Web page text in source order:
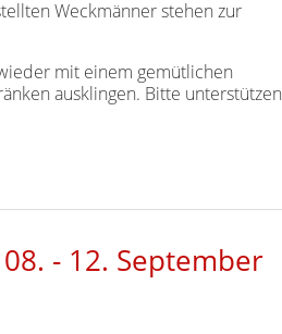
Weckmänner stehen zur
mit einem gemütlichen
ausklingen. Bitte unterstützen
- 12. September